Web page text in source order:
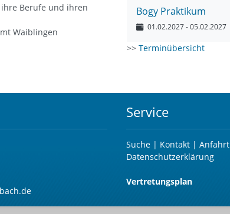
Berufe und ihren
Waiblingen
Bogy Praktikum
01.02.2027- 05.02.2027
>> Terminübersicht
Service
Suche| Kontakt | Anfahrt
Datenschutzerklärung
Vertretungsplan